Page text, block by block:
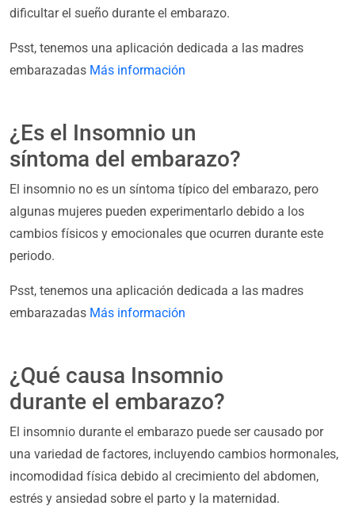
dificultar el sueño durante el embarazo.
Psst, tenemos una aplicación dedicada a las madres
embarazadas Más información
¿Es el Insomnio un
síntoma del embarazo?
El insomnio no es un síntoma típico del embarazo, pero
algunas mujeres pueden experimentarlo debido a los
cambios físicos y emocionales que ocurren durante este
periodo.
Psst, tenemos una aplicación dedicada a las madres
embarazadas Más información
¿Qué causa Insomnio
durante el embarazo?
El insomnio durante el embarazo puede ser causado por
una variedad de factores, incluyendo cambios hormonales,
incomodidad física debido al crecimiento del abdomen,
estrés y ansiedad sobre el parto y la maternidad.